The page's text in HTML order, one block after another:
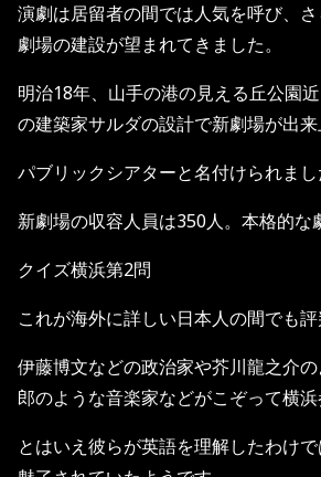
演劇は居留者の間では人気を呼び、
劇場の建設が望まれてきました。
明治18年、山手の港の見える丘公園
の建築家サルダの設計で新劇場が出来
パブリックシアターと名付けられまし
新劇場の収容人員は350人。本格的な
クイズ横浜第2問
これが海外に詳しい日本人の間でも評
伊藤博文などの政治家や芥川龍之介
郎のような音楽家などがこぞって横浜
とはいえ彼らが英語を理解したわけ